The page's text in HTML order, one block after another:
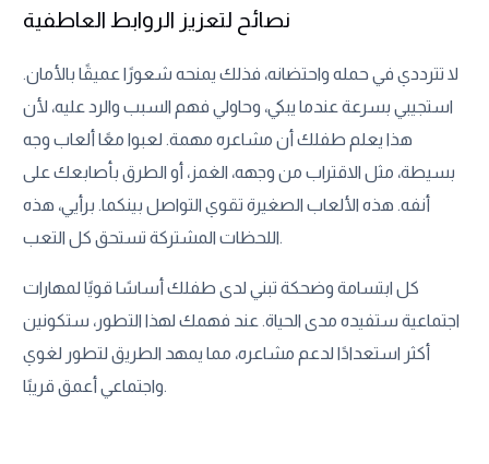
نصائح لتعزيز الروابط العاطفية
لا تترددي في حمله واحتضانه، فذلك يمنحه شعورًا عميقًا بالأمان.
استجيبي بسرعة عندما يبكي، وحاولي فهم السبب والرد عليه، لأن
هذا يعلم طفلك أن مشاعره مهمة. لعبوا معًا ألعاب وجه
بسيطة، مثل الاقتراب من وجهه، الغمز، أو الطرق بأصابعك على
أنفه. هذه الألعاب الصغيرة تقوي التواصل بينكما. برأيي، هذه
اللحظات المشتركة تستحق كل التعب.
كل ابتسامة وضحكة تبني لدى طفلك أساسًا قويًا لمهارات
اجتماعية ستفيده مدى الحياة. عند فهمك لهذا التطور، ستكونين
أكثر استعدادًا لدعم مشاعره، مما يمهد الطريق لتطور لغوي
واجتماعي أعمق قريبًا.